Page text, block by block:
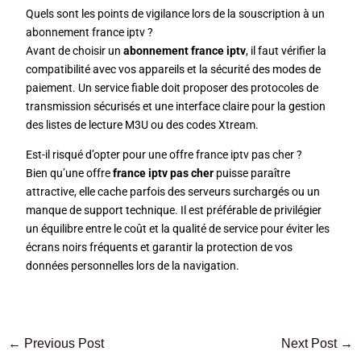
Quels sont les points de vigilance lors de la souscription à un
abonnement france iptv ?
Avant de choisir un abonnement france iptv, il faut vérifier la
compatibilité avec vos appareils et la sécurité des modes de
paiement. Un service fiable doit proposer des protocoles de
transmission sécurisés et une interface claire pour la gestion
des listes de lecture M3U ou des codes Xtream.
Est-il risqué d’opter pour une offre france iptv pas cher ?
Bien qu’une offrefrance iptv pas cherpuisse paraître
attractive, elle cache parfois des serveurs surchargés ou un
manque de support technique. Il est préférable de privilégier
un équilibre entre le coût et la qualité de service pour éviter les
écrans noirs fréquents et garantir la protection de vos
données personnelles lors de la navigation.
← Previous Post Next Post →